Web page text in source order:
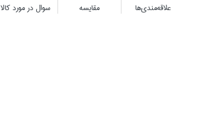
علاقه‌مندي‌ها مقايسه سوال در مورد كالا